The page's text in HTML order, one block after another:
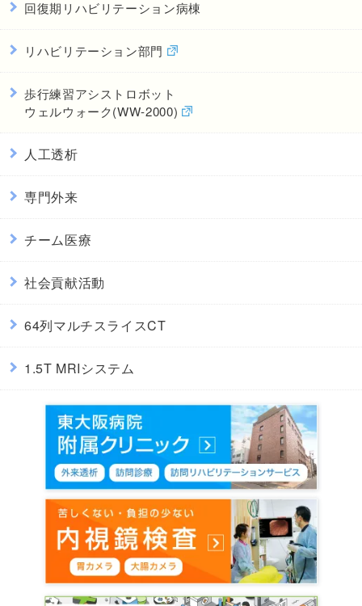
回復期リハビリテーション病棟
リハビリテーション部門
歩行練習アシストロボット
ウェルウォーク(WW-2000)
人工透析
専門外来
チーム医療
社会貢献活動
64列マルチスライスCT
1.5T MRIシステム